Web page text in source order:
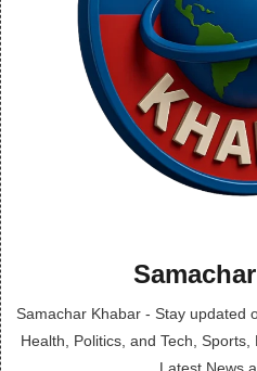
Samachar Khabar - Stay updated
Health, Politics, and Tech,